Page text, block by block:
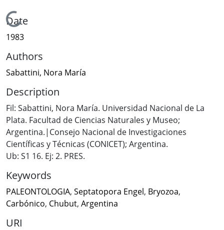
Loading...
Date
1983
Authors
Sabattini, Nora María
Description
Fil: Sabattini, Nora María. Universidad Nacional de La
Plata. Facultad de Ciencias Naturales y Museo;
Argentina.|Consejo Nacional de Investigaciones
Científicas y Técnicas (CONICET); Argentina.
Ub: S1 16. Ej: 2. PRES.
Keywords
PALEONTOLOGIA, Septatopora Engel, Bryozoa,
Carbónico, Chubut, Argentina
URI